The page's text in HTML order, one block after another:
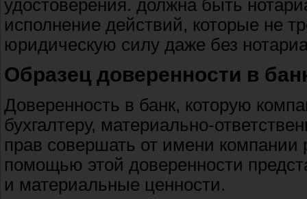
удостоверения. должна быть
исполнение действий, которые не
юридическую силу даже без
Образец доверенности в
Доверенность в банк, которую
бухгалтеру, материально-
прав совершать от имени
помощью этой доверенности
и материальные ценности.